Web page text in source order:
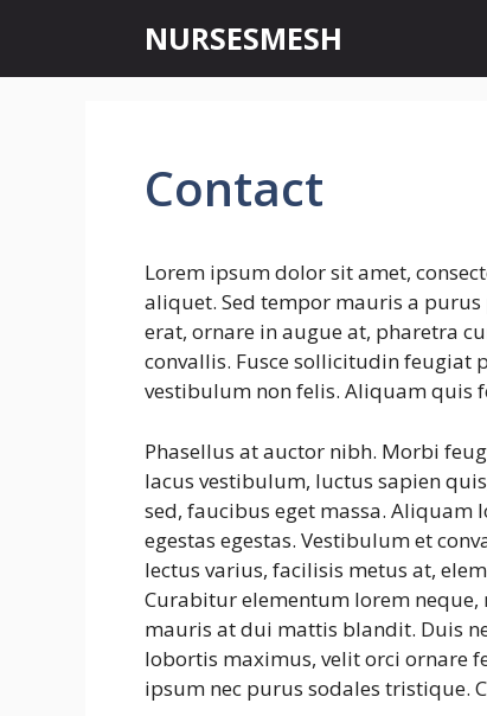
content
NURSESMESH
Contact
Lorem ipsum dolor sit amet,
aliquet. Sed tempor mauris a
erat, ornare in augue at, pharetra
convallis. Fusce sollicitudin feugiat
vestibulum non felis. Aliquam quis
Phasellus at auctor nibh. Morbi
lacus vestibulum, luctus sapien
sed, faucibus eget massa.
egestas egestas. Vestibulum et
lectus varius, facilisis metus at,
Curabitur elementum lorem
mauris at dui mattis blandit. Duis
lobortis maximus, velit orci ornare
ipsum nec purus sodales tristique.